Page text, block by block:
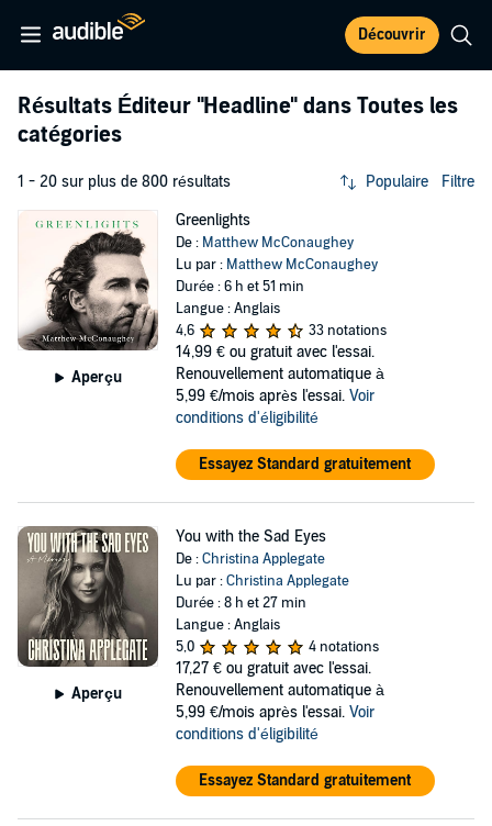
Découvrir
Résultats Éditeur "Headline" dans Toutes les
catégories
1 - 20 sur plus de 800 résultats Populaire Filtre
Aperçu
Greenlights
De : Matthew McConaughey
Lu par : Matthew McConaughey
Durée : 6 h et 51 min
Langue : Anglais
4,6
33 notations
14,99 € ou gratuit avec l'essai.
Renouvellement automatique à
5,99 €/mois après l'essai. Voir
conditions d'éligibilité
Essayez Standard gratuitement
Aperçu
You with the Sad Eyes
De :Christina Applegate
Lu par :Christina Applegate
Durée : 8 h et 27 min
Langue : Anglais
5,0
4 notations
17,27 € ou gratuit avec l'essai.
Renouvellement automatique à
5,99 €/mois après l'essai. Voir
conditions d'éligibilité
Essayez Standard gratuitement